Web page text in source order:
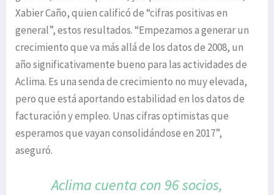
Xabier Caño, quien calificó de “cifras positivas en
general”, estos resultados. “Empezamos a generar un
crecimiento que va más allá de los datos de 2008, un
año significativamente bueno para las actividades de
Aclima. Es una senda de crecimiento no muy elevada,
pero que está aportando estabilidad en los datos de
facturación y empleo. Unas cifras optimistas que
esperamos que vayan consolidándose en 2017”,
aseguró.
Aclima cuenta con 96 socios,